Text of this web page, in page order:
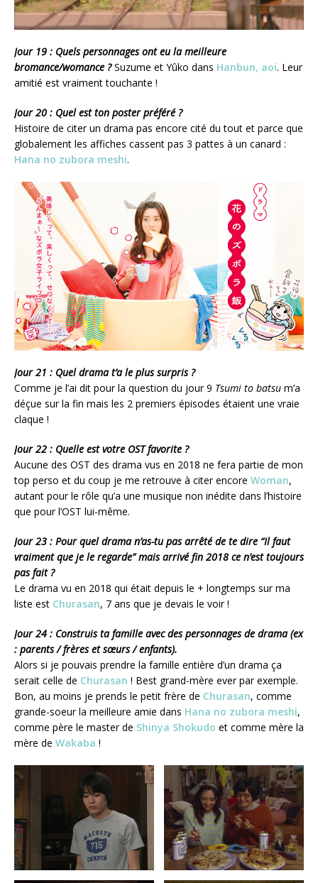
Jour 19 : Quels personnages ont eu la meilleure
bromance/womance ?Suzume et Yûko dans Hanbun, aoi. Leur
amitié est vraiment touchante !
Jour 20 : Quel est ton poster préféré ?
Histoire de citer un drama pas encore cité du tout et parce que
globalement les affiches cassent pas 3 pattes à un canard :
Hana no zubora meshi.
Jour 21 : Quel drama t’a le plus surpris ?
Comme je l’ai dit pour la question du jour 9 Tsumi to batsu m’a
déçue sur la fin mais les 2 premiers épisodes étaient une vraie
claque !
Jour 22 : Quelle est votre OST favorite ?
Aucune des OST des drama vus en 2018 ne fera partie de mon
top perso et du coup je me retrouve à citer encore Woman,
autant pour le rôle qu’a une musique non inédite dans l’histoire
que pour l’OST lui-même.
Jour 23 : Pour quel drama n’as-tu pas arrêté de te dire “Il faut
vraiment que je le regarde” mais arrivé fin 2018 ce n’est toujours
pas fait ?
Le drama vu en 2018 qui était depuis le + longtemps sur ma
liste est Churasan, 7 ans que je devais le voir !
Jour 24 : Construis ta famille avec des personnages de drama (ex
: parents / frères et sœurs / enfants).
Alors si je pouvais prendre la famille entière d’un drama ça
serait celle de Churasan ! Best grand-mère ever par exemple.
Bon, au moins je prends le petit frère de Churasan, comme
grande-soeur la meilleure amie dans Hana no zubora meshi,
comme père le master de Shinya Shokudo et comme mère la
mère de Wakaba !